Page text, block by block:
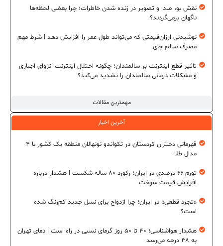
مهمترین مقالات
نقش بو، صدا و تصویر در زنده شدن خاطرات؛ چرا بعضی لحظه‌ها
ناگهان برمی‌گردند؟
نوشیدنی ارزان‌قیمتی که می‌تواند طول عمر را افزایش دهد | شرط مهم
مصرف سالم چای
تاثیر قطع اینترنت بر سالمندان؛ چگونه اختلال اینترنت انزوای اجباری
و مشکلات درمانی سالمندان را تشدید می‌کند؟
آخرین اخبار
قهرمانی دختران کردستان در تکواندو نونهالان منطقه یک کشور با ۴
مدال طلا
تورم ۶۶ درصدی در ایران؛ رکورد ۸۰ ساله شکست | هشدار درباره
افزایش قیمت سوخت
«تجرد قطعی» در ایران؛ چرا ازدواج برای نسل جدید کم‌رنگ شده
است؟
هشدار هواشناسی؛ ۴۰ تا ۵۰ روز گرمای نسبی در راه است | دمای تهران
به ۳۸ درجه می‌رسد